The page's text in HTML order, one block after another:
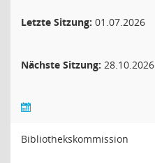
Letzte Sitzung: 01.07.2026
Nächste Sitzung: 28.10.2026
Bibliothekskommission